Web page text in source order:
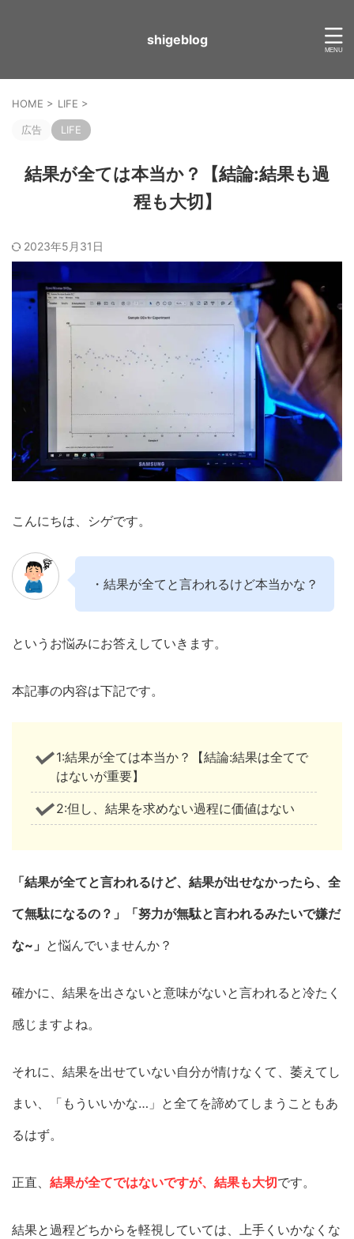
shigeblog
HOME > LIFE >
広告 LIFE
結果が全ては本当か？【結論:結果も過
程も大切】
2023年5月31日
こんにちは、シゲです。
・結果が全てと言われるけど本当かな？
というお悩みにお答えしていきます。
本記事の内容は下記です。
1:結果が全ては本当か？【結論:結果は全てで
はないが重要】
2:但し、結果を求めない過程に価値はない
「結果が全てと言われるけど、結果が出せなかったら、全
て無駄になるの？」「努力が無駄と言われるみたいで嫌だ
な~」 と悩んでいませんか？
確かに、結果を出さないと意味がないと言われると冷たく
感じますよね。
それに、結果を出せていない自分が情けなくて、萎えてし
まい、「もういいかな…」と全てを諦めてしまうこともあ
るはず。
正直、 結果が全てではないですが、結果も大切です。
結果と過程どちからを軽視していては、上手くいかなくな